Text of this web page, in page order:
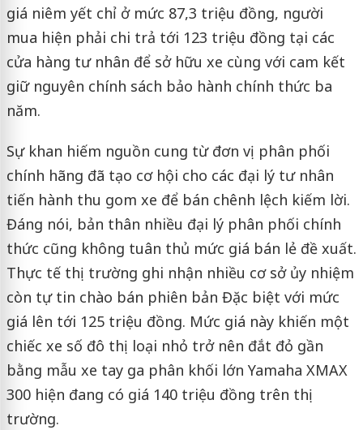
giá niêm yết chỉ ở mức 87,3 triệu đồng, người
mua hiện phải chi trả tới 123 triệu đồng tại các
cửa hàng tư nhân để sở hữu xe cùng với cam kết
giữ nguyên chính sách bảo hành chính thức ba
năm.
Sự khan hiếm nguồn cung từ đơn vị phân phối
chính hãng đã tạo cơ hội cho các đại lý tư nhân
tiến hành thu gom xe để bán chênh lệch kiếm lời.
Đáng nói, bản thân nhiều đại lý phân phối chính
thức cũng không tuân thủ mức giá bán lẻ đề xuất.
Thực tế thị trường ghi nhận nhiều cơ sở ủy nhiệm
còn tự tin chào bán phiên bản Đặc biệt với mức
giá lên tới 125 triệu đồng. Mức giá này khiến một
chiếc xe số đô thị loại nhỏ trở nên đắt đỏ gần
bằng mẫu xe tay ga phân khối lớn Yamaha XMAX
300 hiện đang có giá 140 triệu đồng trên thị
trường.